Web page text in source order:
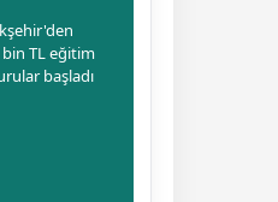
TL eğitim
başladı